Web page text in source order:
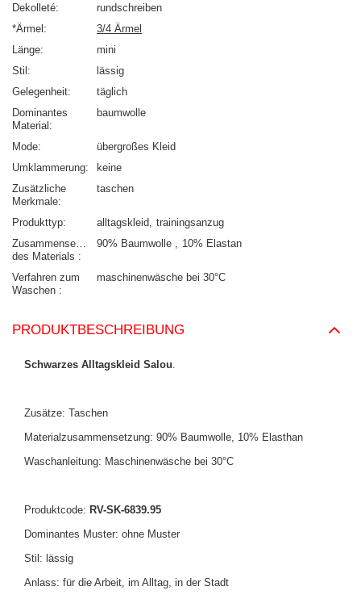
Dekolleté
rundschreiben
*Ärmel
3/4 Ärmel
Länge
mini
Stil
lässig
Gelegenheit
täglich
Dominantes
Material
baumwolle
Mode
übergroßes Kleid
Umklammerung
keine
Zusätzliche
Merkmale
taschen
Produkttyp alltagskleid
trainingsanzug
Zusammensetzung
des Materials
90% Baumwolle 10% Elastan
Verfahren zum
Waschen
maschinenwäsche bei 30°C
PRODUKTBESCHREIBUNG
Schwarzes Alltagskleid Salou
Zusätze: Taschen
Materialzusammensetzung: 90% Baumwolle, 10% Elasthan
Waschanleitung: Maschinenwäsche bei 30°C
Produktcode: RV-SK-6839.95
Dominantes Muster: ohne Muster
Stil: lässig
Anlass: für die Arbeit, im Alltag, in der Stadt